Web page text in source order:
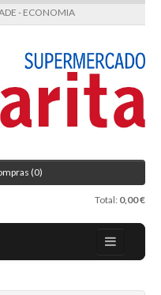
- ECONOMIA
(0)
Total: 0,00 €